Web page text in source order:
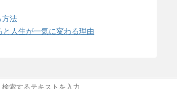
方法
と人生が一気に変わる理由